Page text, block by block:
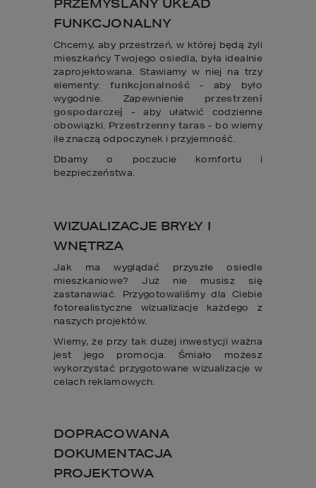
PRZEMYŚLANY UKŁAD
FUNKCJONALNY
Chcemy, aby przestrzeń, w której będą żyli
mieszkańcy Twojego osiedla, była idealnie
zaprojektowana. Stawiamy w niej na trzy
elementy:
funkcjonalność - aby było
wygodnie. Zapewnienie przestrzeni
gospodarczej - aby ułatwić codzienne
obowiązki. Przestrzenny taras - bo wiemy
ile znaczą odpoczynek i przyjemność.
Dbamy o poczucie komfortu i
bezpieczeństwa.
WIZUALIZACJE BRYŁY I
WNĘTRZA
Jak ma wyglądać przyszłe osiedle
mieszkaniowe? Już nie musisz się
zastanawiać. Przygotowaliśmy dla Ciebie
fotorealistyczne wizualizacje każdego z
naszych projektów.
Wiemy, że przy tak dużej inwestycji ważna
jest jego promocja. Śmiało możesz
wykorzystać przygotowane wizualizacje w
celach reklamowych.
DOPRACOWANA
DOKUMENTACJA
PROJEKTOWA